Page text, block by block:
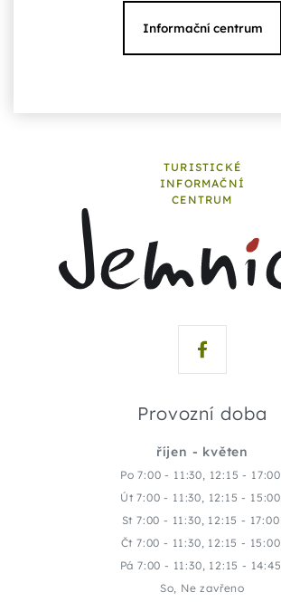
Informační centrum
TURISTICKÉ
INFORMAČNÍ
CENTRUM
Provozní doba
říjen - květen
Po 7:00 - 11:30, 12:15 - 17:00
Út 7:00 - 11:30, 12:15 - 15:00
St 7:00 - 11:30, 12:15 - 17:00
Čt 7:00 - 11:30, 12:15 - 15:00
Pá 7:00 - 11:30, 12:15 - 14:45
So, Ne zavřeno